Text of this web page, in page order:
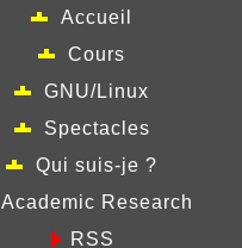
Accueil
Cours
GNU/Linux
Spectacles
Qui suis-je ?
Academic Research
RSS